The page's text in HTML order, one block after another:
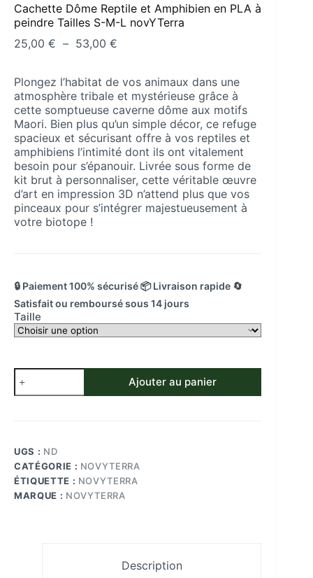
Cachette Dôme Reptile et Amphibien en PLA à
peindre Tailles S-M-L novYTerra
25,00 € – 53,00 €
25,00 €
à
53,00 €
Plongez l’habitat de vos animaux dans une
atmosphère tribale et mystérieuse grâce à
cette somptueuse caverne dôme aux motifs
Maori. Bien plus qu’un simple décor, ce refuge
spacieux et sécurisant offre à vos reptiles et
amphibiens l’intimité dont ils ont vitalement
besoin pour s’épanouir. Livrée sous forme de
kit brut à personnaliser, cette véritable œuvre
d’art en impression 3D n’attend plus que vos
pinceaux pour s’intégrer majestueusement à
votre biotope !
🔒 Paiement 100% sécurisé 📦 Livraison rapide 🔄
Satisfait ou remboursé sous 14 jours
Taille
quantité
de
Cachette
Amphibien
en
PLA
à
Ajouter au panier
UGS : ND
CATÉGORIE : NOVYTERRA
ÉTIQUETTE : NOVYTERRA
MARQUE : NOVYTERRA
Description